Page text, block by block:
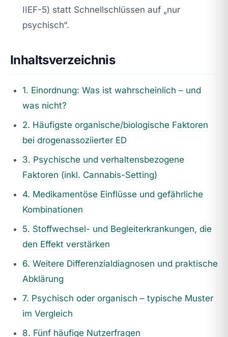
IIEF-5) statt Schnellschlüssen auf „nur
psychisch“.
Inhaltsverzeichnis
1. Einordnung: Was ist wahrscheinlich – und
was nicht?
2. Häufigste organische/biologische Faktoren
bei drogenassoziierter ED
3. Psychische und verhaltensbezogene
Faktoren (inkl. Cannabis-Setting)
4. Medikamentöse Einflüsse und gefährliche
Kombinationen
5. Stoffwechsel- und Begleiterkrankungen, die
den Effekt verstärken
6. Weitere Differenzialdiagnosen und praktische
Abklärung
7. Psychisch oder organisch – typische Muster
im Vergleich
8. Fünf häufige Nutzerfragen